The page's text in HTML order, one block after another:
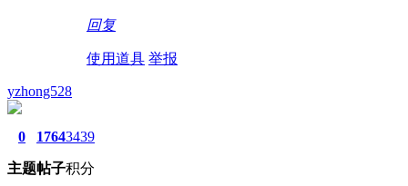
回复
使用道具 举报
yzhong528
0
主题
1764
帖子
3439
积分